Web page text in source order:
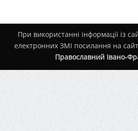
При використанні інформації із
електронних ЗМІ посилання на
Православний Івано-